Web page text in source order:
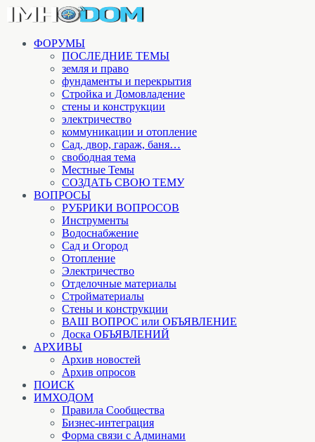
ФОРУМЫ
ПОСЛЕДНИЕ ТЕМЫ
земля и право
фундаменты и перекрытия
Стройка и Домовладение
стены и конструкции
электричество
коммуникации и отопление
Cад, двор, гараж, баня…
свободная тема
Местные Темы
СОЗДАТЬ СВОЮ ТЕМУ
ВОПРОСЫ
РУБРИКИ ВОПРОСОВ
Инструменты
Водоснабжение
Сад и Огород
Отопление
Электричество
Отделочные материалы
Стройматериалы
Стены и конструкции
ВАШ ВОПРОС или ОБЪЯВЛЕНИЕ
Доска ОБЪЯВЛЕНИЙ
АРХИВЫ
Архив новостей
Архив опросов
ПОИСК
ИМХОДОМ
Правила Сообщества
Бизнес-интеграция
Форма связи с Админами